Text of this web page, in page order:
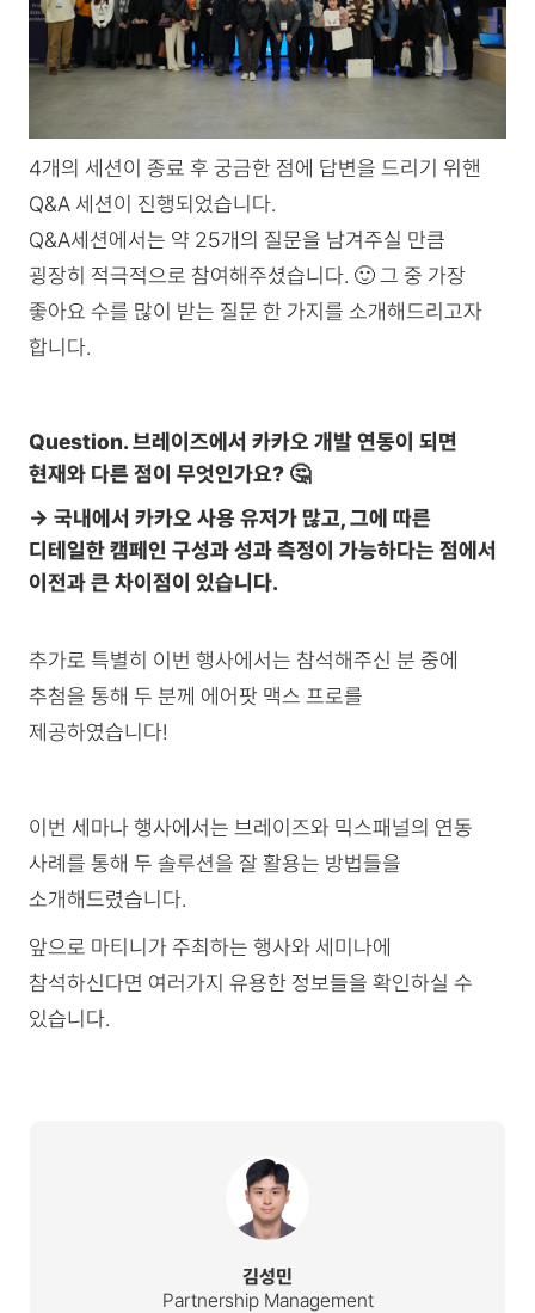
4개의 세션이 종료 후 궁금한 점에 답변을 드리기 위핸
Q&A 세션이 진행되었습니다.
Q&A세션에서는 약 25개의 질문을 남겨주실 만큼
굉장히 적극적으로 참여해주셨습니다. 🙂 그 중 가장
좋아요 수를 많이 받는 질문 한 가지를 소개해드리고자
합니다.
Question. 브레이즈에서 카카오 개발 연동이 되면
현재와 다른 점이 무엇인가요? 🤔
→ 국내에서 카카오 사용 유저가 많고, 그에 따른
디테일한 캠페인 구성과 성과 측정이 가능하다는 점에서
이전과 큰 차이점이 있습니다.
추가로 특별히 이번 행사에서는 참석해주신 분 중에
추첨을 통해 두 분께 에어팟 맥스 프로를
제공하였습니다!
이번 세마나 행사에서는 브레이즈와 믹스패널의 연동
사례를 통해 두 솔루션을 잘 활용는 방법들을
소개해드렸습니다.
앞으로 마티니가 주최하는 행사와 세미나에
참석하신다면 여러가지 유용한 정보들을 확인하실 수
있습니다.
김성민
Partnership Management